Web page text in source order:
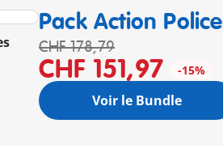
Pack Action Police
CHF 178,79
CHF 151,97 -15%
Voir le Bundle